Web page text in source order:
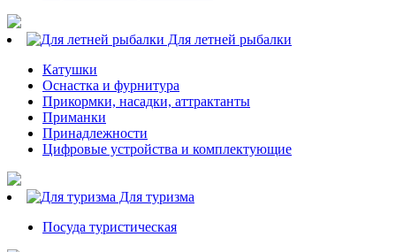
Для летней рыбалки
Катушки
Оснастка и фурнитура
Прикормки, насадки, аттрактанты
Приманки
Принадлежности
Цифровые устройства и комплектующие
Для туризма
Посуда туристическая